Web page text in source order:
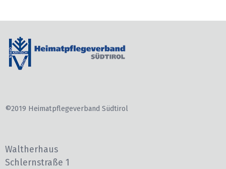
©2019 Heimatpflegeverband Südtirol
Waltherhaus
Schlernstraße 1